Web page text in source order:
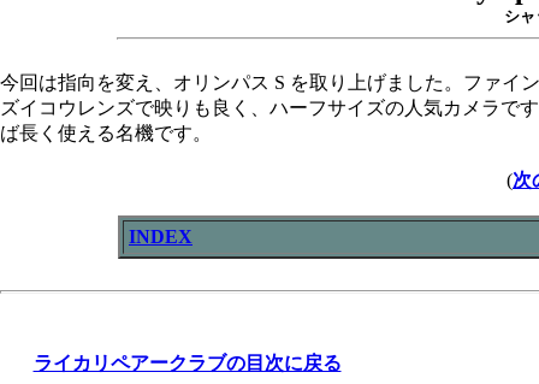
シ
今回は指向を変え、オリンパス S を取り上げました。ファイ
ズイコウレンズで映りも良く、ハーフサイズの人気カメラで
ば長く使える名機です。
(次
INDEX
ライカリペアークラブの目次に戻る